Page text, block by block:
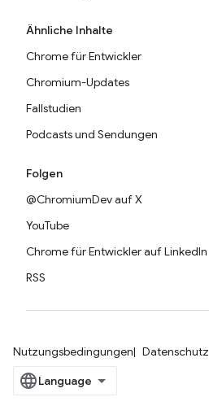
Ähnliche Inhalte
Chrome für Entwickler
Chromium-Updates
Fallstudien
Podcasts und Sendungen
Folgen
@ChromiumDev auf X
YouTube
Chrome für Entwickler auf LinkedIn
RSS
Nutzungsbedingungen Datenschutz